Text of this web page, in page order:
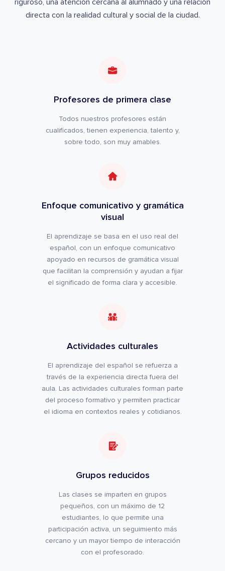
directa con la realidad cultural y social de la ciudad.
Profesores de primera clase
Todos nuestros profesores están
cualificados, tienen experiencia, talento y,
sobre todo, son muy amables.
Enfoque comunicativo y gramática
visual
El aprendizaje se basa en el uso real del
español, con un enfoque comunicativo
apoyado en recursos de gramática visual
que facilitan la comprensión y ayudan a fijar
el significado de forma clara y accesible.
Actividades culturales
El aprendizaje del español se refuerza a
través de la experiencia directa fuera del
aula. Las actividades culturales forman parte
del proceso formativo y permiten practicar
el idioma en contextos reales y cotidianos.
Grupos reducidos
Las clases se imparten en grupos
pequeños, con un máximo de 12
estudiantes, lo que permite una
participación activa, un seguimiento más
cercano y un mayor tiempo de interacción
con el profesorado.